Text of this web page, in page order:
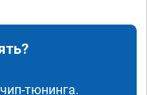
тюнинга.